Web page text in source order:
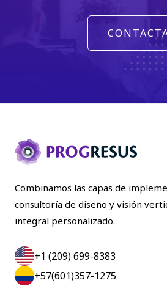
Combinamos las capas de
consultoría de diseño y visión
integral personalizado.
+1 (209) 699-8383
+57(601)357-1275